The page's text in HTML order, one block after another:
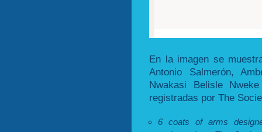
En la imagen se
Antonio Salmerón,
Nwakasi Belisle
registradas por The
6 coats of arms